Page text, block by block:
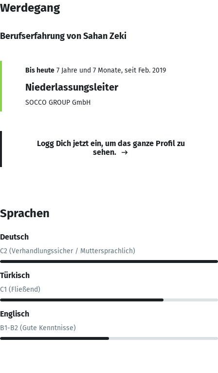
Werdegang
Berufserfahrung von Sahan Zeki
Bis heute 7 Jahre und 7 Monate, seit Feb. 2019
Niederlassungsleiter
SOCCO GROUP GmbH
Logg Dich jetzt ein, um das ganze Profil zu
sehen.
Sprachen
Deutsch
C2 (Verhandlungssicher / Muttersprachlich)
Türkisch
C1 (Fließend)
Englisch
B1-B2 (Gute Kenntnisse)